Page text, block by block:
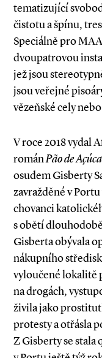
tematizující
čistotu a špínu,
Speciálně pro
dvoupatrovou
jež jsou
jsou veřejné
vězeňské cely
V roce 2018 vydal
románPão de
osudem Gisberty
zavražděné v
chovanci
s obětí
Gisberta obývala
nákupního
vyloučené lokalitě
na drogách,
živila jako
protesty a otřásla
Z Gisberty se stala